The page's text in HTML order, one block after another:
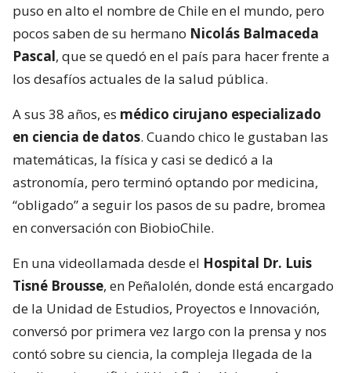
puso en alto el nombre de Chile en el mundo, pero
pocos saben de su hermano Nicolás Balmaceda
Pascal, que se quedó en el país para hacer frente a
los desafíos actuales de la salud pública.
A sus 38 años, es médico cirujano especializado
en ciencia de datos. Cuando chico le gustaban las
matemáticas, la física y casi se dedicó a la
astronomía, pero terminó optando por medicina,
“obligado” a seguir los pasos de su padre, bromea
en conversación con BiobioChile.
En una videollamada desde el Hospital Dr. Luis
Tisné Brousse, en Peñalolén, donde está encargado
de la Unidad de Estudios, Proyectos e Innovación,
conversó por primera vez largo con la prensa y nos
contó sobre su ciencia, la compleja llegada de la